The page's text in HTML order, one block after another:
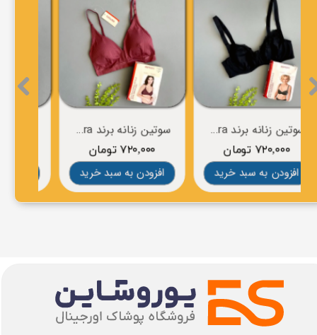
۷۲۰,۰۰۰ تومان
افزودن به سبد خرید
۷۲۰,۰۰۰ تومان
افزودن به سبد خرید